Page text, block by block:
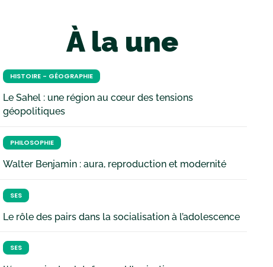
À la une
HISTOIRE - GÉOGRAPHIE
Le Sahel : une région au cœur des tensions
géopolitiques
PHILOSOPHIE
Walter Benjamin : aura, reproduction et modernité
SES
Le rôle des pairs dans la socialisation à l’adolescence
SES